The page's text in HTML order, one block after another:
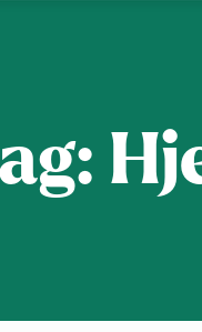
Om oss